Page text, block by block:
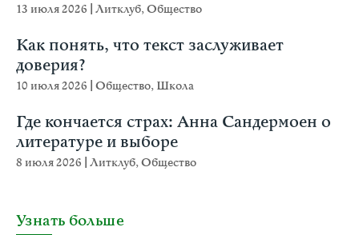
13 июля 2026 Литклуб,Общество
Как понять, что текст заслуживает
доверия?
10 июля 2026 Общество, Школа
Где кончается страх: Анна Сандермоен о
литературе и выборе
8 июля 2026 Литклуб,Общество
Узнать больше